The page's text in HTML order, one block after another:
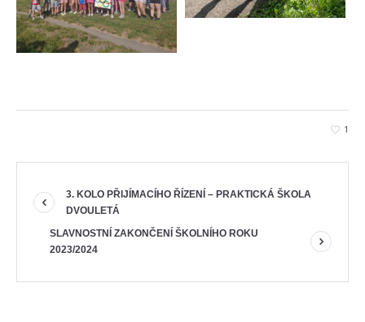
1
3. KOLO PŘIJÍMACÍHO ŘÍZENÍ – PRAKTICKÁ ŠKOLA
DVOULETÁ
SLAVNOSTNÍ ZAKONČENÍ ŠKOLNÍHO ROKU
2023/2024